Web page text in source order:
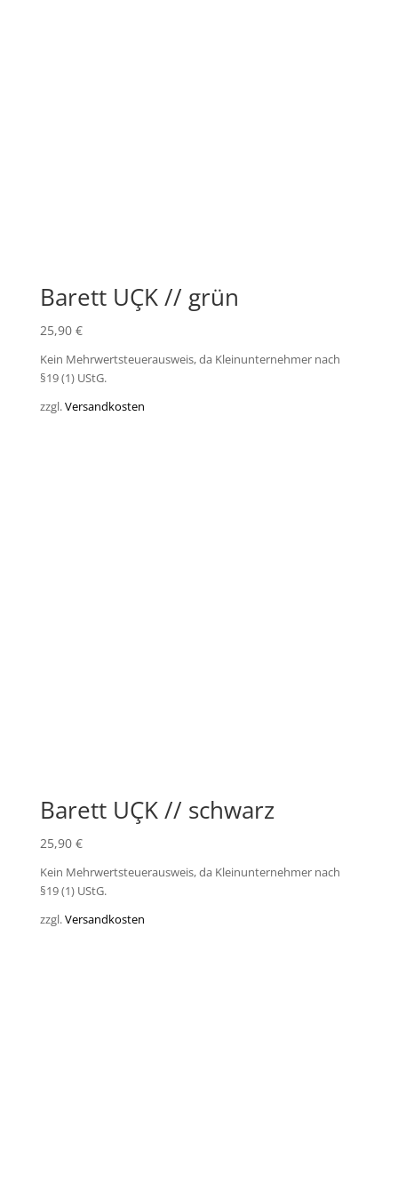
Barett UÇK // grün
25,90 €
Kein Mehrwertsteuerausweis, da Kleinunternehmer nach
§19 (1) UStG.
zzgl.Versandkosten
Barett UÇK // schwarz
25,90 €
Kein Mehrwertsteuerausweis, da Kleinunternehmer nach
§19 (1) UStG.
zzgl.Versandkosten